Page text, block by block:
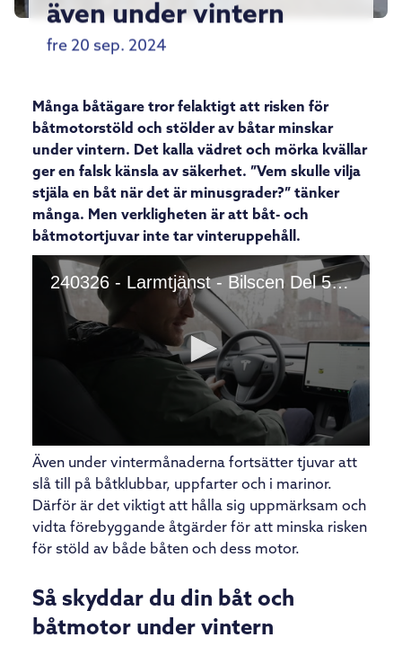
även under vintern
fre 20 sep. 2024
Många båtägare tror felaktigt att risken för
båtmotorstöld och stölder av båtar minskar
under vintern. Det kalla vädret och mörka kvällar
ger en falsk känsla av säkerhet. ”Vem skulle vilja
stjäla en båt när det är minusgrader?” tänker
många. Men verkligheten är att båt- och
båtmotortjuvar inte tar vinteruppehåll.
Även under vintermånaderna fortsätter tjuvar att
slå till på båtklubbar, uppfarter och i marinor.
Därför är det viktigt att hålla sig uppmärksam och
vidta förebyggande åtgärder för att minska risken
för stöld av både båten och dess motor.
Så skyddar du din båt och
båtmotor under vintern